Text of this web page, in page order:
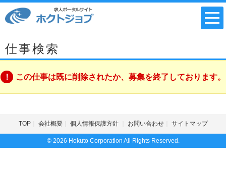
仕事検索
この仕事は既に削除されたか、募集を終了しております。
TOP 会社概要 個人情報保護方針 お問い合わせ サイトマップ
© 2026 Hokuto Corporation All Rights Reserved.